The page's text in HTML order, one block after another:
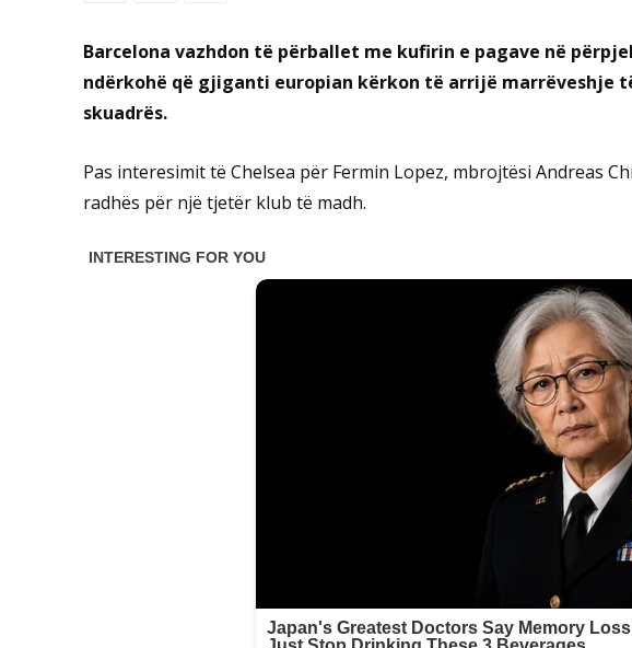
Barcelona vazhdon të përballet me kufirin e pagave në
ndërkohë që gjiganti europian kërkon të arrijë marrëveshje
skuadrës.
Pas interesimit të Chelsea për Fermin Lopez, mbrojtësi Andreas
radhës për një tjetër klub të madh.